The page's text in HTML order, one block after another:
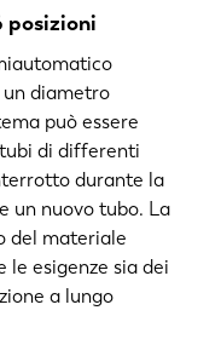
diametro
può essere
di differenti
durante la
un nuovo tubo. La
del materiale
le esigenze sia dei
a lungo